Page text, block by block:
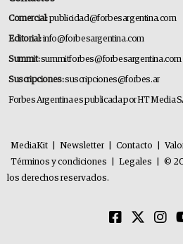
Comercial:publicidad@forbesargentina.com
Editorial:info@forbesargentina.com
Summit:summitforbes@forbesargentina.com
Suscripciones:suscripciones@forbes.ar
Forbes Argentina es publicada por HT Media
MediaKit Newsletter Contacto
Términos y condiciones
Legales
©
los derechos reservados.